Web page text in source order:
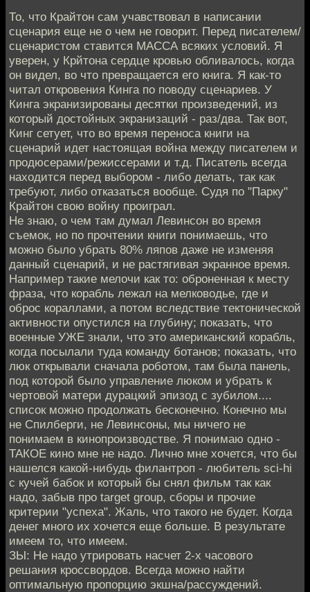
То, что Крайтон сам учавствовал в написании
сценария еще не о чем не говорит. Перед писателем/
сценаристом ставится МАССА всяких условий. Я
уверен, у Крйтона сердце кровью обливалось, когда
он видел, во что превращается его книга. Я как-то
читал откровения Кинга по поводу сценариев. У
Кинга экранизированы десятки произведений, из
который достойных экранизаций - раз/два. Так вот,
Кинг сетует, что во время переноса книги на
сценарий идет настоящая война между писателем и
продюсерами/режиссерами и т.д. Писатель всегда
находится перед выбором - либо делать, так как
требуют, либо отказаться вообще. Судя по "Парку"
Крайтон свою войну проиграл.
Не знаю, о чем там думал Левинсон во время
съемок, но по прочтении книги понимаешь, что
можно было убрать 80% ляпов даже не изменяя
данный сценарий, и не растягивая экранное время.
Например такие мелочи как то: оброненная к месту
фраза, что корабль лежал на мелководье, где и
оброс кораллами, а потом вследствие тектонической
активности опустился на глубину; показать, что
военные УЖЕ знали, что это американский корабль,
когда посылали туда команду ботанов; показать, что
люк открывали сначала роботом, там была панель,
под которой было управление люком и убрать к
чертовой матери дурацкий эпизод с зубилом....
список можно продолжать бесконечно. Конечно мы
не Спилберги, не Левинсоны, мы ничего не
понимаем в кинопроизводстве. Я понимаю одно -
ТАКОЕ кино мне не надо. Лично мне хочется, что бы
нашелся какой-нибудь филантроп - любитель sci-hi
с кучей бабок и который бы снял фильм так как
надо, забыв про target group, сборы и прочие
критерии "успеха". Жаль, что такого не будет. Когда
денег много их хочется еще больше. В результате
имеем то, что имеем.
ЗЫ: Не надо утрировать насчет 2-х часового
решания кроссвордов. Всегда можно найти
оптимальную пропорцию экшна/рассуждений.